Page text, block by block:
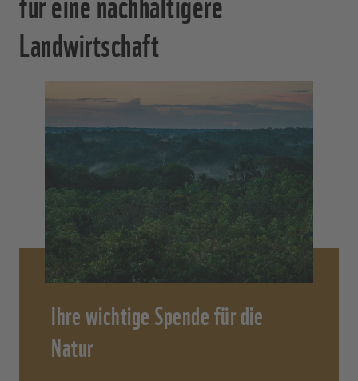
Landwirtschaft
Ihre wichtige Spende für die
Natur